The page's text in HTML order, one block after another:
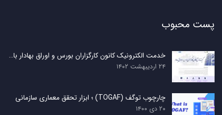
پست محبوب
خدمت الکترونیک کانون کارگزاران بورس و اوراق بهادار با…
۲۴ اردیبهشت ۱۴۰۲
چارچوب توگف (TOGAF) ؛ ابزار تحقق معماری سازمانی
۲۰ دی ۱۴۰۰